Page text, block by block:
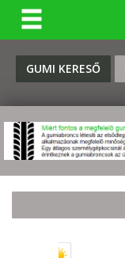
GUMI KERESŐ